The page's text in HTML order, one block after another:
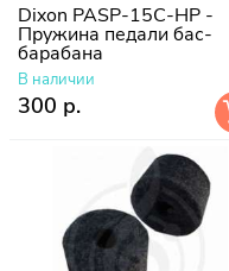
Dixon PASP-15C-HP -
Пружина педали бас-
барабана
В наличии
300 р.